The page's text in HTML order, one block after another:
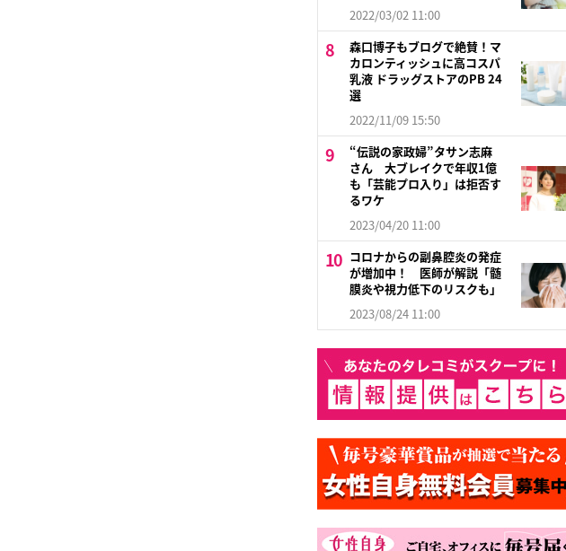
2022/03/02 11:00
森口博子もブログで絶賛！マ
カロンティッシュに高コスパ
乳液 ドラッグストアのPB 24
選
2022/11/09 15:50
“伝説の家政婦”タサン志麻
さん 大ブレイクで年収1億
も「芸能プロ入り」は拒否す
るワケ
2023/04/20 11:00
コロナからの副鼻腔炎の発症
が増加中！ 医師が解説「髄
膜炎や視力低下のリスクも」
2023/08/24 11:00